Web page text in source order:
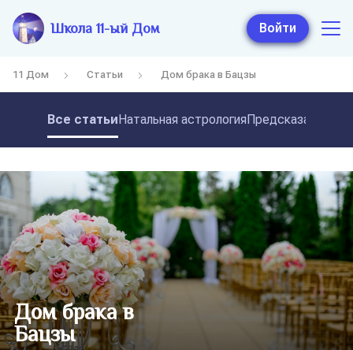
Школа 11-ый Дом Войти
11 Дом Статьи Дом брака в Бацзы
Все статьиНатальная астрология
Дом брака в
Бацзы